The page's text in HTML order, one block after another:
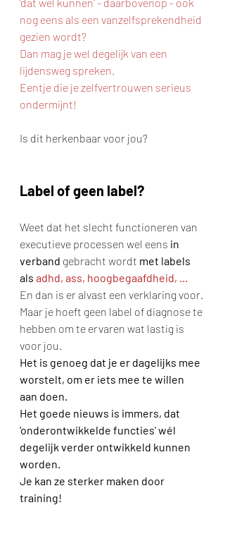
nog eens als een vanzelfsprekendheid
gezien wordt?
Dan mag je wel degelijk van een
lijdensweg spreken.
Eentje die je zelfvertrouwen serieus
ondermijnt!
Is dit herkenbaar voor jou?
Label of geen label?
Weet dat het slecht functioneren van
executieve processen wel eens in
verband gebracht wordt met labels
als adhd, ass, hoogbegaafdheid, ...
En dan is er alvast een verklaring voor.
Maar je hoeft geen label of diagnose te
hebben om te ervaren wat lastig is
voor jou.
Het is genoeg dat je er dagelijks mee
worstelt, om er iets mee te willen
aan doen.
Het goede nieuws is immers, dat
'onderontwikkelde functies' wél
degelijk verder ontwikkeld kunnen
worden.
Je kan ze sterker maken door
training!